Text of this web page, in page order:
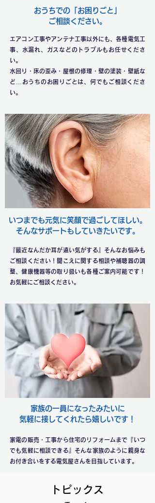
エアコン工事やアンテナ工事以外にも、各種電気工
事、水漏れ、ガスなどのトラブルもお任せくださ
い。
水回り・床の歪み・屋根の修理・壁の塗装・壁紙な
ど…おうちのお困りごとは、何でもご相談くださ
い。
『最近なんだか耳が遠い気がする』そんなお悩みも
ご相談ください！聞こえに関する相談や補聴器の調
整、健康機器等の取り扱いも各種ご案内可能です！
お気軽にご相談ください。
​家電の販売・工事から住宅のリフォームまで『いつ
でも気軽に相談できる』そんな家族のように親身な
お付き合いをする電気屋さんを目指しています。
おうちでの「お困りごと」
​ご相談ください。
いつまでも元気に笑顔で過ごしてほしい。
​そんなサポートもしていきたいです。
家族の一員になったみたいに
気軽に接してくれたら嬉しいです！
トピックス